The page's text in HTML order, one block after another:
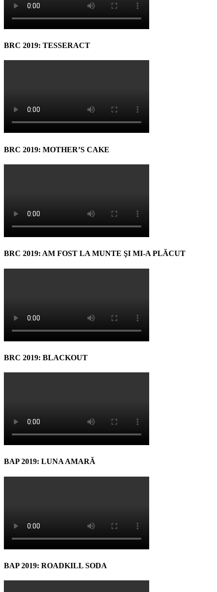
BRC 2019: TESSERACT
BRC 2019: MOTHER’S CAKE
BRC 2019: AM FOST LA MUNTE ŞI MI-A PLĂCUT
BRC 2019: BLACKOUT
BAP 2019: LUNA AMARĂ
BAP 2019: ROADKILL SODA